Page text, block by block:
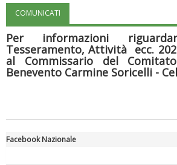
"Superare gli ostacoli": la relazione di
COMUNICATI
Per informazioni
Tesseramento, Attività ecc.
al Commissario del
Benevento Carmine Soricelli -
Facebook Nazionale